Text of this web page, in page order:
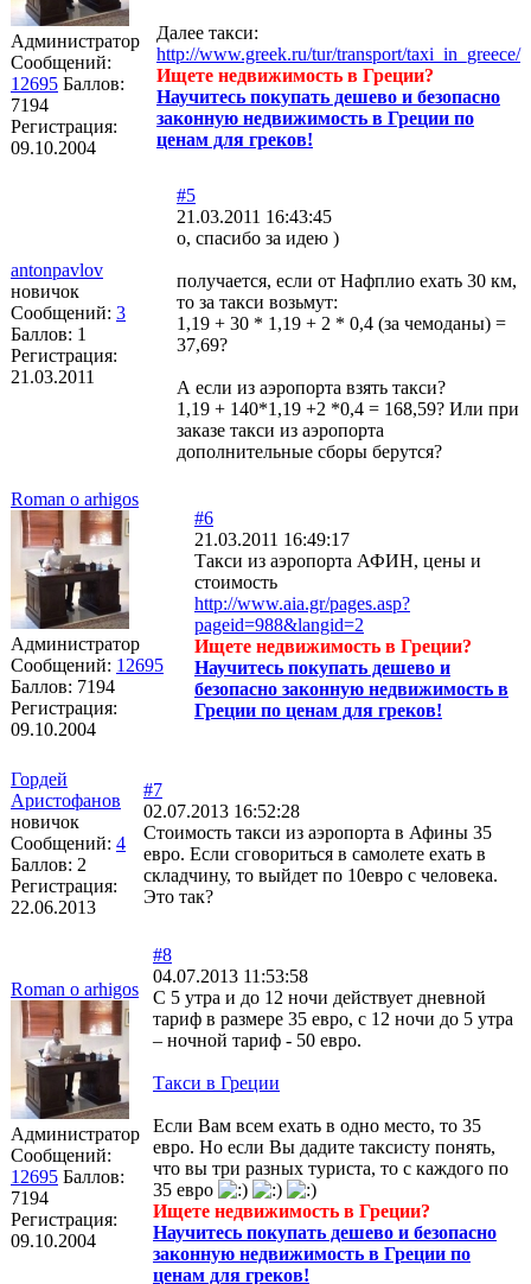
Администратор
Сообщений:
12695 Баллов:
7194
Регистрация:
09.10.2004
Далее такси:
http://www.greek.ru/tur/transport/taxi_in_greece/
Ищете недвижимость в Греции?
Научитесь покупать дешево и безопасно
законную недвижимость в Греции по
ценам для греков!
antonpavlov
новичок
Сообщений: 3
Баллов: 1
Регистрация:
21.03.2011
#5
21.03.2011 16:43:45
о, спасибо за идею )
получается, если от Нафплио ехать 30 км,
то за такси возьмут:
1,19 + 30 * 1,19 + 2 * 0,4 (за чемоданы) =
37,69?
А если из аэропорта взять такси?
1,19 + 140*1,19 +2 *0,4 = 168,59? Или при
заказе такси из аэропорта
дополнительные сборы берутся?
Roman o arhigos
Администратор
Сообщений: 12695
Баллов: 7194
Регистрация:
09.10.2004
#6
21.03.2011 16:49:17
Такси из аэропорта АФИН, цены и
стоимость
http://www.aia.gr/pages.asp?
pageid=988&langid=2
Ищете недвижимость в Греции?
Научитесь покупать дешево и
безопасно законную недвижимость в
Греции по ценам для греков!
Гордей
Аристофанов
новичок
Сообщений: 4
Баллов: 2
Регистрация:
22.06.2013
#7
02.07.2013 16:52:28
Стоимость такси из аэропорта в Афины 35
евро. Если сговориться в самолете ехать в
складчину, то выйдет по 10евро с человека.
Это так?
Roman o arhigos
Администратор
Сообщений:
12695 Баллов:
7194
Регистрация:
09.10.2004
#8
04.07.2013 11:53:58
С 5 утра и до 12 ночи действует дневной
тариф в размере 35 евро, с 12 ночи до 5 утра
– ночной тариф - 50 евро.
Такси в Греции
Если Вам всем ехать в одно место, то 35
евро. Но если Вы дадите таксисту понять,
что вы три разных туриста, то с каждого по
35 евро
Ищете недвижимость в Греции?
Научитесь покупать дешево и безопасно
законную недвижимость в Греции по
ценам для греков!